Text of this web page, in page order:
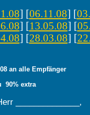
] [06.11.08] [
] [13.05.08] [
] [28.03.08] [
an alle Empfänger
90% extra
______________,